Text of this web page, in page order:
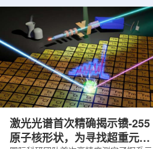
程度相关的微环境信息捕捉有限。...
激光光谱首次精确揭示镄-255
原子核形状，为寻找超重元素